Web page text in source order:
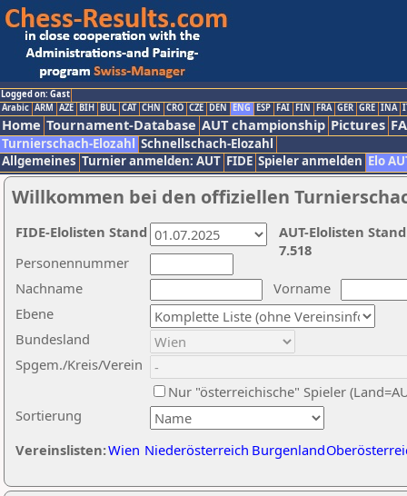
Logged on: Gast
Arabic ARM AZE BIH BUL CAT CHN CRO CZE DEN ENG ESP FAI FIN FRA GER GRE INA
Home Tournament-Database AUT championship Pictures
Turnierschach-Elozahl Schnellschach-Elozahl
Allgemeines Turnier anmelden: AUT FIDE Spieler anmelden Elo
Willkommen bei den offiziellen
Nachname
Vorname
Ebene
Sortierung
Personennummer
Bundesland
Spgem./Kreis/Verein
Nur "österreichische" Spieler
Vereinslisten:Wien Niederösterreich Burgenland
AUT-Elolisten
7.518
FIDE-Elolisten Stand